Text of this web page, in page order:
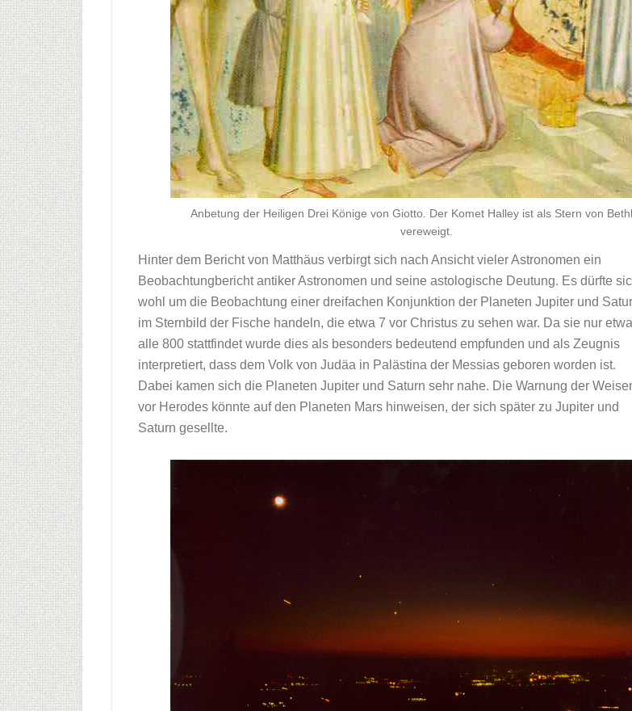
Anbetung der Heiligen Drei Könige von Giotto. Der Komet Halley ist als Stern von
vereweigt.
Hinter dem Bericht von Matthäus verbirgt sich nach Ansicht vieler Astronomen ein
Beobachtungbericht antiker Astronomen und seine astologische Deutung. Es dürfte
wohl um die Beobachtung einer dreifachen Konjunktion der Planeten Jupiter und
im Sternbild der Fische handeln, die etwa 7 vor Christus zu sehen war. Da sie nur etwa
alle 800 stattfindet wurde dies als besonders bedeutend empfunden und als Zeugnis
interpretiert, dass dem Volk von Judäa in Palästina der Messias geboren worden ist.
Dabei kamen sich die Planeten Jupiter und Saturn sehr nahe. Die Warnung der
vor Herodes könnte auf den Planeten Mars hinweisen, der sich später zu Jupiter und
Saturn gesellte.